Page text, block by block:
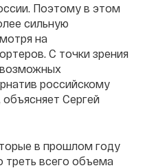
Поэтому в этом
сильную
на
С точки зрения
возможных
российскому
Сергей
в прошлом году
треть всего объема